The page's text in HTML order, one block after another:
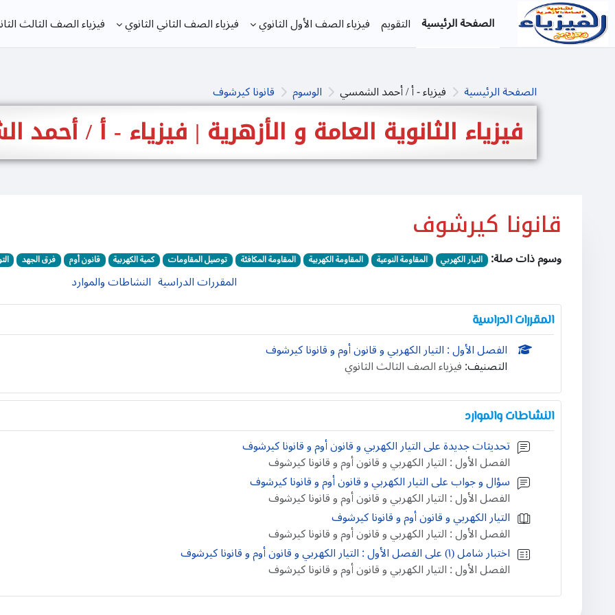
تخطى إلى المحتوى الرئيسي
الصفحة الرئيسية التقويم فيزياء الصف الأول الثانوي فيزياء الصف الثاني الثانوي فيزياء الصف الثالث
الصفحة الرئيسية فيزياء - أ / أحمد الشمسي الوسوم قانونا كيرشوف
فيزياء الثانوية العامة و الأزهرية | فيزياء - أ /
قانونا كيرشوف
وسوم ذات صلة: التيار الكهربي المقاومة النوعية المقاومة الكهربية المقاومة المكافئة توصيل المقاومات كمية الكهربية قانون أوم فرق الجهد
المقررات الدراسية النشاطات والموارد
المقررات الدراسية
الفصل الأول : التيار الكهربي و قانون أوم و قانونا كيرشوف
التصنيف:فيزياء الصف الثالث الثانوي
النشاطات والموارد
تحديثات جديدة على التيار الكهربي و قانون أوم و قانونا كيرشوف
الفصل الأول : التيار الكهربي و قانون أوم و قانونا كيرشوف
سؤال و جواب على التيار الكهربي و قانون أوم و قانونا كيرشوف
الفصل الأول : التيار الكهربي و قانون أوم و قانونا كيرشوف
التيار الكهربي و قانون أوم و قانونا كيرشوف
الفصل الأول : التيار الكهربي و قانون أوم و قانونا كيرشوف
اختبار شامل (١) على الفصل الأول : التيار الكهربي و قانون أوم و قانونا كيرشوف
الفصل الأول : التيار الكهربي و قانون أوم و قانونا كيرشوف